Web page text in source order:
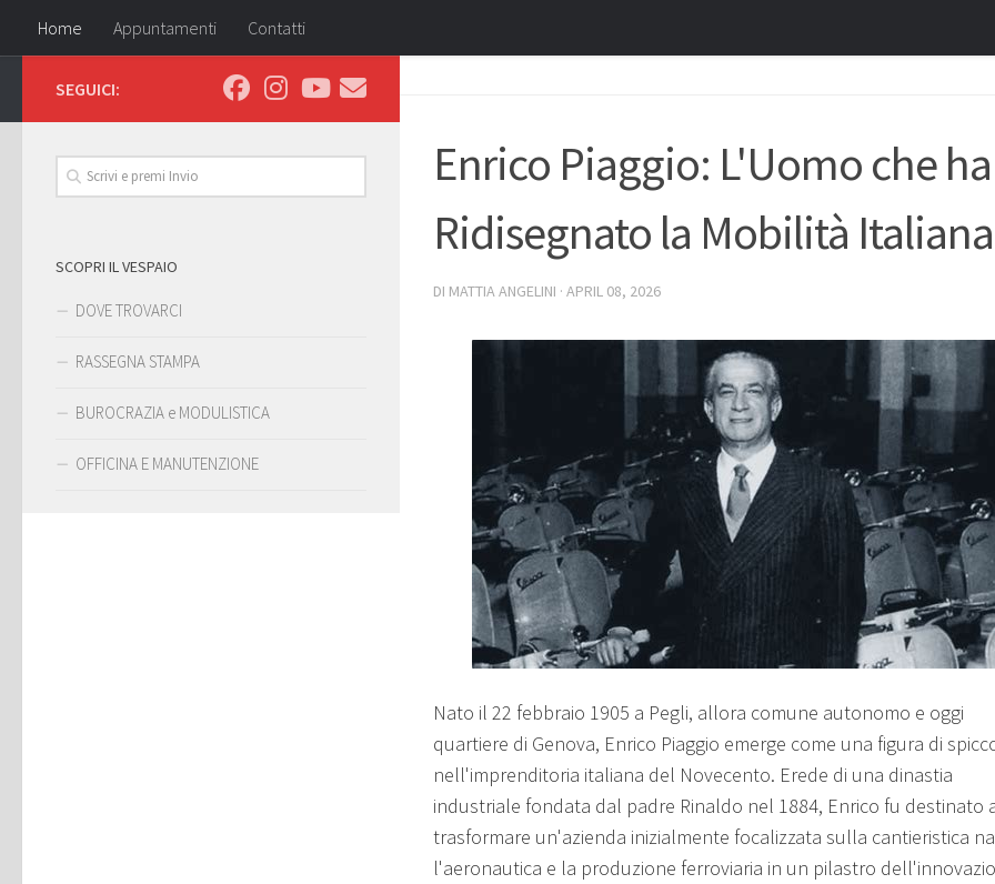
Home Appuntamenti Contatti
Enrico Piaggio: L'Uomo che ha
Ridisegnato la Mobilità Italiana
DI MATTIA ANGELINI · APRIL 08, 2026
Nato il 22 febbraio 1905 a Pegli, allora comune autonomo e oggi
quartiere di Genova, Enrico Piaggio emerge come una figura di
nell'imprenditoria italiana del Novecento. Erede di una dinastia
industriale fondata dal padre Rinaldo nel 1884, Enrico fu destinato
trasformare un'azienda inizialmente focalizzata sulla cantieristica
l'aeronautica e la produzione ferroviaria in un pilastro
SEGUICI:
SCOPRI IL VESPAIO
DOVE TROVARCI
RASSEGNA STAMPA
BUROCRAZIA e MODULISTICA
OFFICINA E MANUTENZIONE